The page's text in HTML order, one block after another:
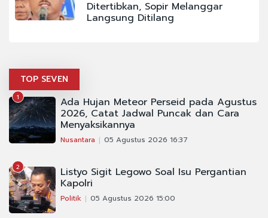
Ditertibkan, Sopir Melanggar
Langsung Ditilang
TOP SEVEN
1 Ada Hujan Meteor Perseid pada Agustus
2026, Catat Jadwal Puncak dan Cara
Menyaksikannya
Nusantara 05 Agustus 2026 16:37
2 Listyo Sigit Legowo Soal Isu Pergantian
Kapolri
Politik 05 Agustus 2026 15:00